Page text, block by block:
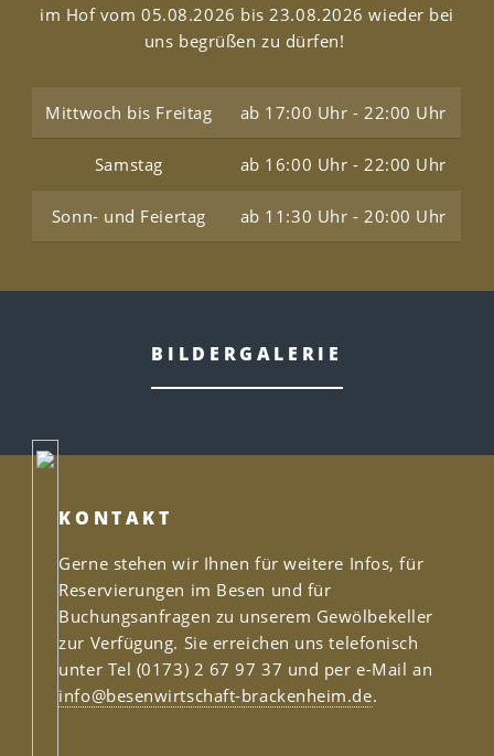
im Hof vom 05.08.2026 bis 23.08.2026 wieder bei
uns begrüßen zu dürfen!
Mittwoch bis Freitag ab 17:00 Uhr - 22:00 Uhr
Samstag ab 16:00 Uhr - 22:00 Uhr
Sonn- und Feiertag ab 11:30 Uhr - 20:00 Uhr
BILDERGALERIE
KONTAKT
Gerne stehen wir Ihnen für weitere Infos, für
Reservierungen im Besen und für
Buchungsanfragen zu unserem Gewölbekeller
zur Verfügung. Sie erreichen uns telefonisch
unter Tel (0173) 2 67 97 37 und per e-Mail an
info@besenwirtschaft-brackenheim.de.